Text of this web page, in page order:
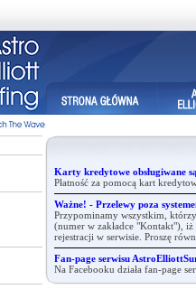
Karty kredytowe obsługiwane
Płatność za pomocą kart
Ważne! - Przelewy poza
Przypominamy wszystkim,
(numer w zakładce "Kontakt"),
rejestracji w serwisie. Proszę
Fan-page serwisu
Na Facebooku działa fan-page